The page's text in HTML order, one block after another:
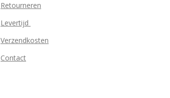
Retourneren
Levertijd
Verzendkosten
Contact